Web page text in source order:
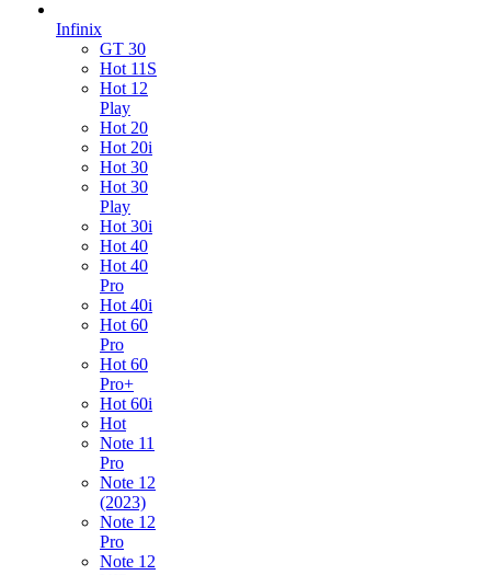
Infinix
GT 30
Hot 11S
Hot 12
Play
Hot 20
Hot 20i
Hot 30
Hot 30
Play
Hot 30i
Hot 40
Hot 40
Pro
Hot 40i
Hot 60
Pro
Hot 60
Pro+
Hot 60i
Hot
Note 11
Pro
Note 12
(2023)
Note 12
Pro
Note 12